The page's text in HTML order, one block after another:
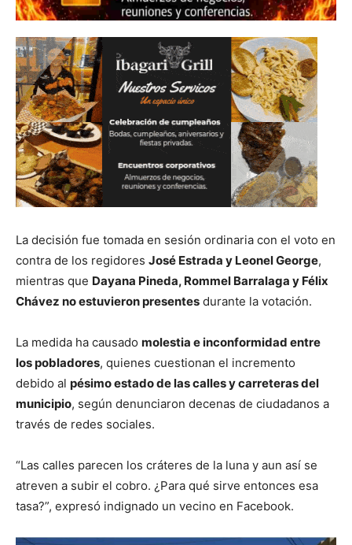
La decisión fue tomada en sesión ordinaria con el voto en
contra de los regidores José Estrada y Leonel George,
mientras que Dayana Pineda, Rommel Barralaga y Félix
Chávez no estuvieron presentes durante la votación.
La medida ha causado molestia e inconformidad entre
los pobladores, quienes cuestionan el incremento
debido al pésimo estado de las calles y carreteras del
municipio, según denunciaron decenas de ciudadanos a
través de redes sociales.
“Las calles parecen los cráteres de la luna y aun así se
atreven a subir el cobro. ¿Para qué sirve entonces esa
tasa?”, expresó indignado un vecino en Facebook.